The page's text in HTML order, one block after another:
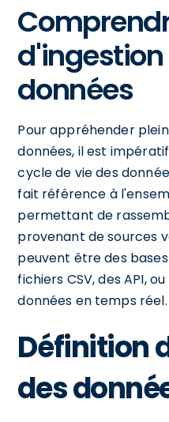
données
Pour appréhender
données, il est
cycle de vie des
fait référence à
permettant de
provenant de sources
peuvent être des
fichiers CSV, des API,
données en temps réel.
Définition
des